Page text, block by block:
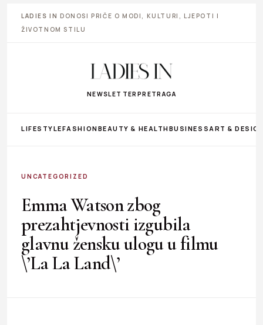
LADIES IN DONOSI PRIČE O MODI, KULTURI, LJEPOTI I
ŽIVOTNOM STILU
NEWSLETTER PRETRAGA
LIFESTYLEFASHIONBEAUTY & HEALTHBUSINESS ART &
UNCATEGORIZED
Emma Watson zbog
prezahtjevnosti izgubila
glavnu žensku ulogu u filmu
\’La La Land\’